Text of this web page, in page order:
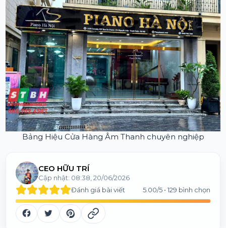
Bảng Hiệu Cửa Hàng Âm Thanh chuyên nghiệp
CEO HỮU TRÍ
Cập nhật: 08:38, 20/06/2026
Đánh giá bài viết
5.00/5 • 129 bình chọn